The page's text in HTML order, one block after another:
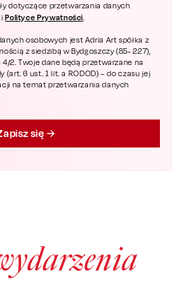
dotyczące przetwarzania danych
iPolityce Prywatności
osobowych jest Adria Art spółka z
z siedzibą w Bydgoszczy (85- 227),
2. Twoje dane będą przetwarzane na
(art. 6 ust. 1 lit. a RODOD) – do czasu jej
na temat przetwarzania danych
się